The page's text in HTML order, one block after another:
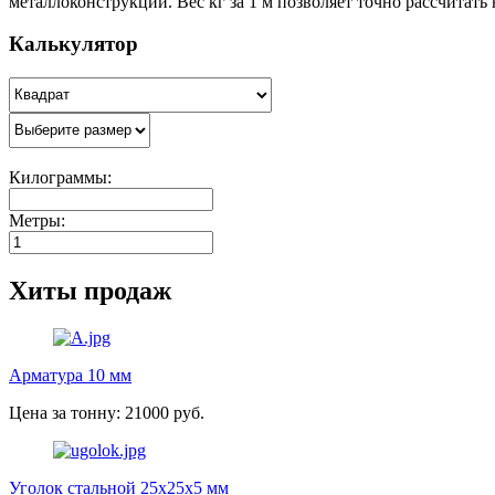
Калькулятор
Килограммы:
Метры:
Хиты продаж
Арматура 10 мм
Цена за тонну: 21000 руб.
Уголок стальной 25х25х5 мм